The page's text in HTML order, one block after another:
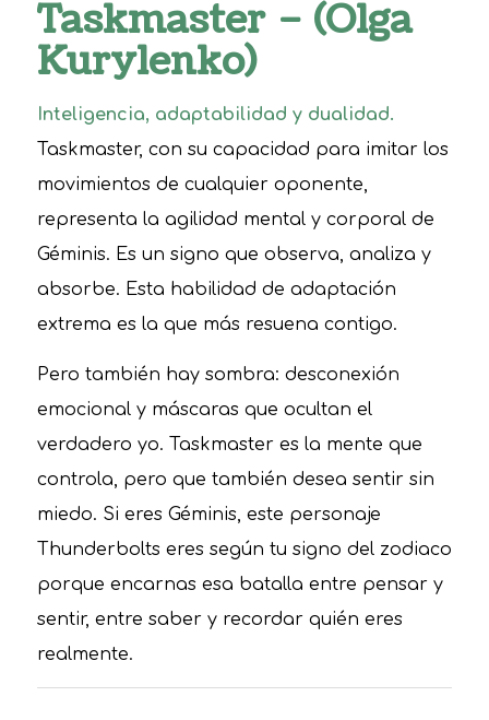
Taskmaster – (Olga
Kurylenko)
Inteligencia, adaptabilidad y dualidad.
Taskmaster, con su capacidad para imitar los
movimientos de cualquier oponente,
representa la agilidad mental y corporal de
Géminis. Es un signo que observa, analiza y
absorbe. Esta habilidad de adaptación
extrema es la que más resuena contigo.
Pero también hay sombra: desconexión
emocional y máscaras que ocultan el
verdadero yo. Taskmaster es la mente que
controla, pero que también desea sentir sin
miedo. Si eres Géminis, este personaje
Thunderbolts eres según tu signo del zodiaco
porque encarnas esa batalla entre pensar y
sentir, entre saber y recordar quién eres
realmente.